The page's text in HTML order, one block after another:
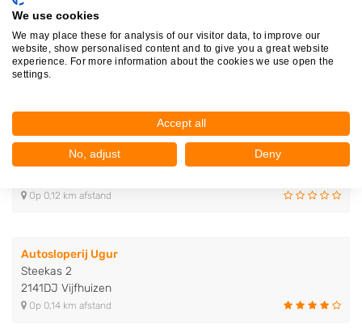
Uittenbogaard Onderdelen B.V.
Krukas 1
2141DH Vijfhuizen
Autosloperij Dogan
Op 0,12 km afstand
Autosloperij Ugur
Steekas 2
2141DJ Vijfhuizen
Op 0,14 km afstand
We use cookies
We may place these for analysis of our visitor data, to improve our
website, show personalised content and to give you a great website
experience. For more information about the cookies we use open the
settings.
Accept all
No, adjust Deny